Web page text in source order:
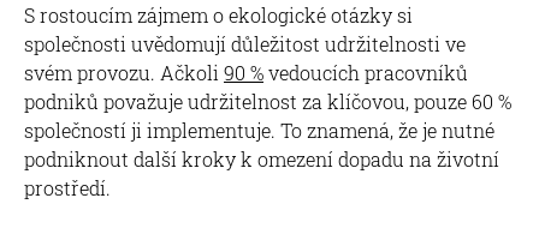
S rostoucím zájmem o ekologické otázky si
společnosti uvědomují důležitost udržitelnosti ve
svém provozu. Ačkoli 90 %vedoucích pracovníků
podniků považuje udržitelnost za klíčovou, pouze 60 %
společností ji implementuje. To znamená, že je nutné
podniknout další kroky k omezení dopadu na životní
prostředí.